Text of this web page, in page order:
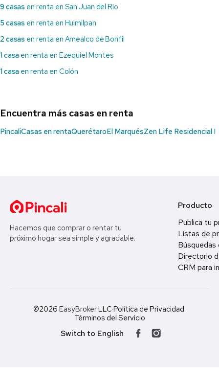
9 casas en renta en San Juan del Río
5 casas en renta en Huimilpan
2 casas en renta en Amealco de Bonfil
1 casa en renta en Ezequiel Montes
1 casa en renta en Colón
Encuentra más casas en renta
PincaliCasas en rentaQuerétaroEl MarquésZen Life Residencial I
Hacemos que comprar o rentar tu
próximo hogar sea simple y agradable.
Producto
Publica tu
Listas de
Búsquedas
Directorio
CRM para
©2026 EasyBrokerLLC·Política de Privacidad·
Términos del Servicio
Switch to English